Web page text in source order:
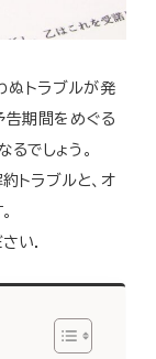
ぬトラブルが発
告期間をめぐる
でしょう。
トラブルと、オ
さい.